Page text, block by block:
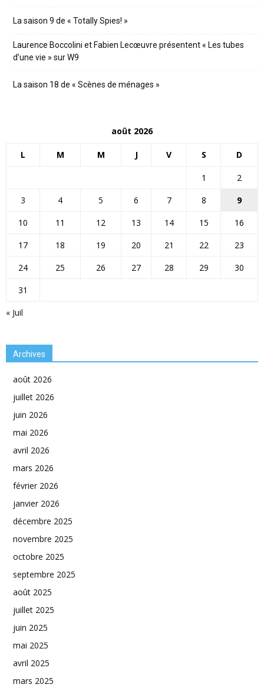
La saison 9 de « Totally Spies! »
Laurence Boccolini et Fabien Lecœuvre présentent « Les tubes
d’une vie » sur W9
La saison 18 de « Scènes de ménages »
août 2026
L M M J V S D
« Juil
1
2
3
4 5 6 7 8
9
10
11 12 13 14 15
16
17
18 19 20 21 22
23
24
25 26 27 28 29
30
31
Archives
août 2026
juillet 2026
juin 2026
mai 2026
avril 2026
mars 2026
février 2026
janvier 2026
décembre 2025
novembre 2025
octobre 2025
septembre 2025
août 2025
juillet 2025
juin 2025
mai 2025
avril 2025
mars 2025